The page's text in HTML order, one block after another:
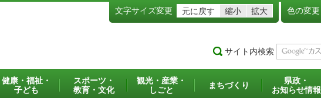
文字サイズ変更 元に戻す 縮小 拡大 色の変更
サイト内検索
健康・福祉・
子ども
スポーツ・
教育・文化
観光・産業・
しごと
まちづくり
県政・
お知らせ情報